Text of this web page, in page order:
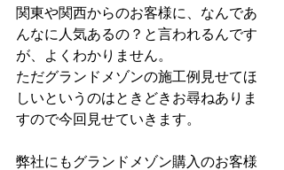
関東や関西からのお客様に、なんであ
んなに人気あるの？と言われるんです
が、よくわかりません。
ただグランドメゾンの施工例見せてほ
しいというのはときどきお尋ねありま
すので今回見せていきます。
弊社にもグランドメゾン購入のお客様